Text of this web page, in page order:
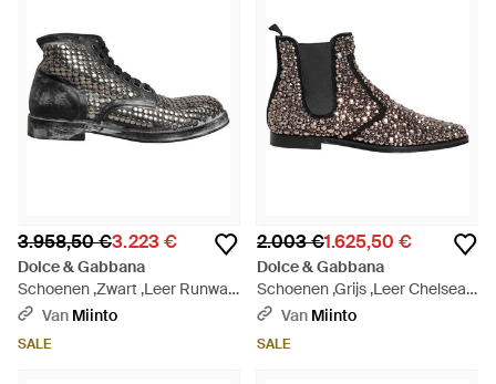
3.958,50 €3.223 €
Dolce & Gabbana
Schoenen ,Zwart ,Leer Runway
Studs Enkellaarsjes - Zwart
Van Miinto
SALE
2.003 €1.625,50 €
Dolce & Gabbana
Schoenen ,Grijs ,Leer Chelsea
Enkellaarsjes - Bruin
Van Miinto
SALE